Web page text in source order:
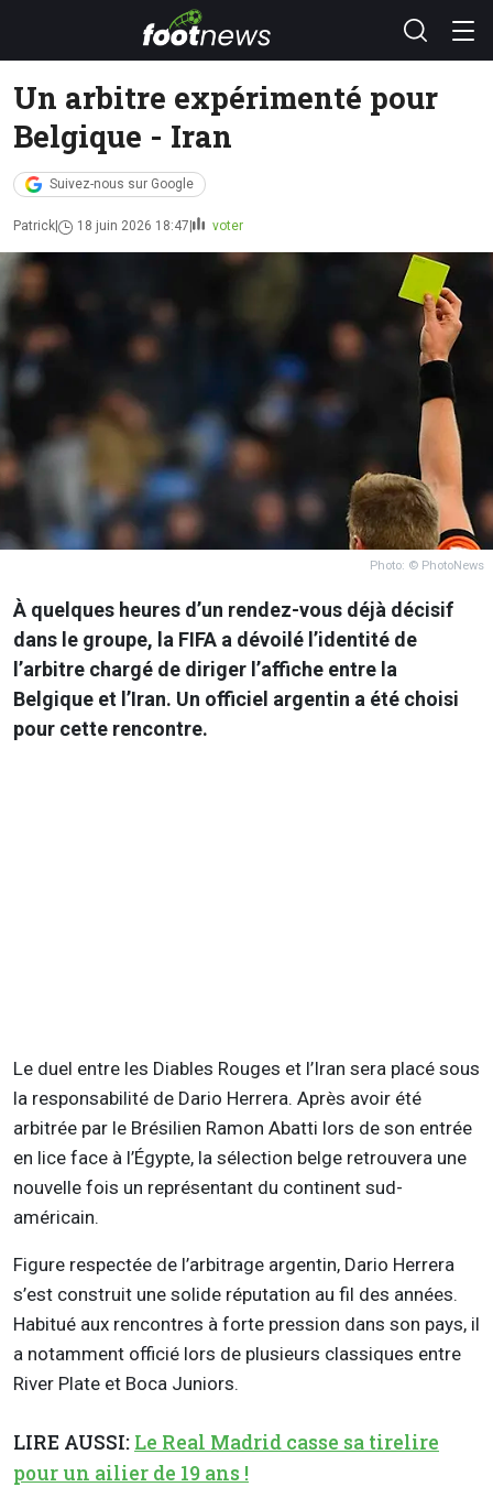
Un arbitre expérimenté pour
Belgique - Iran
Suivez-nous sur Google
Patrick 18 juin 2026 18:47 voter
Photo: © PhotoNews
À quelques heures d’un rendez-vous déjà décisif
dans le groupe, la FIFA a dévoilé l’identité de
l’arbitre chargé de diriger l’affiche entre la
Belgique et l’Iran. Un officiel argentin a été choisi
pour cette rencontre.
Le duel entre les Diables Rouges et l’Iran sera placé sous
la responsabilité de Dario Herrera. Après avoir été
arbitrée par le Brésilien Ramon Abatti lors de son entrée
en lice face à l’Égypte, la sélection belge retrouvera une
nouvelle fois un représentant du continent sud-
américain.
Figure respectée de l’arbitrage argentin, Dario Herrera
s’est construit une solide réputation au fil des années.
Habitué aux rencontres à forte pression dans son pays, il
a notamment officié lors de plusieurs classiques entre
River Plate et Boca Juniors.
LIRE AUSSI: Le Real Madrid casse sa tirelire
pour un ailier de 19 ans !